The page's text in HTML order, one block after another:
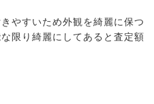
やすいため外観を綺麗に保つ
限り綺麗にしてあると査定額